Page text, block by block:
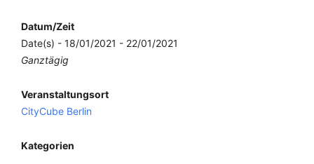
Datum/Zeit
Date(s) - 18/01/2021 - 22/01/2021
Ganztägig
Veranstaltungsort
CityCube Berlin
Kategorien